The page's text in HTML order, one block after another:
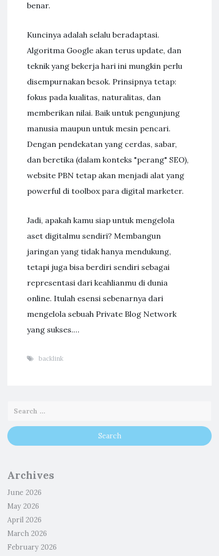
benar.
Kuncinya adalah selalu beradaptasi.
Algoritma Google akan terus update, dan
teknik yang bekerja hari ini mungkin perlu
disempurnakan besok. Prinsipnya tetap:
fokus pada kualitas, naturalitas, dan
memberikan nilai. Baik untuk pengunjung
manusia maupun untuk mesin pencari.
Dengan pendekatan yang cerdas, sabar,
dan beretika (dalam konteks "perang" SEO),
website PBN tetap akan menjadi alat yang
powerful di toolbox para digital marketer.
Jadi, apakah kamu siap untuk mengelola
aset digitalmu sendiri? Membangun
jaringan yang tidak hanya mendukung,
tetapi juga bisa berdiri sendiri sebagai
representasi dari keahlianmu di dunia
online. Itulah esensi sebenarnya dari
mengelola sebuah Private Blog Network
yang sukses.…
backlink
Archives
June 2026
May 2026
April 2026
March 2026
February 2026